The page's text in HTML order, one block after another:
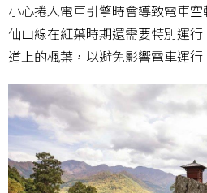
小心捲入電車引擎時會導致電車
仙山線在紅葉時期還需要特別運
道上的楓葉，以避免影響電車運行